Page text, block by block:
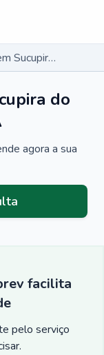
Hematologista em Sucupira do Riachão - MA
do
agora a sua
facilita
pelo serviço